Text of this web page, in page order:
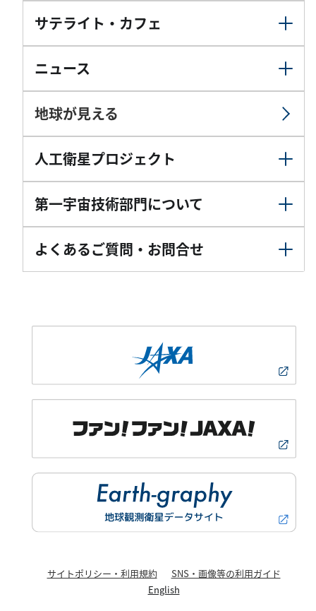
サテライト・カフェ
ニュース
地球が見える
人工衛星プロジェクト
第一宇宙技術部門について
よくあるご質問・お問合せ
サイトポリシー・利用規約
SNS・画像等の利用ガイド
English